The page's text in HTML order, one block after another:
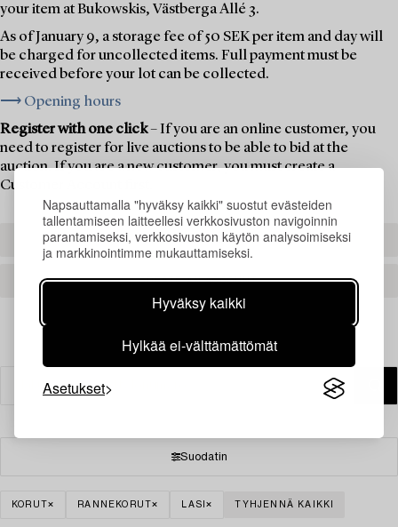
Napsauttamalla "hyväksy kaikki" suostut evästeiden
tallentamiseen laitteellesi verkkosivuston navigoinnin
parantamiseksi, verkkosivuston käytön analysoimiseksi
ja markkinointimme mukauttamiseksi.
Hyväksy kaikki
Hylkää ei-välttämättömät
Asetukset
your item at Bukowskis, Västberga Allé 3.
As of January 9, a storage fee of 50 SEK per item and day will
be charged for uncollected items. Full payment must be
received before your lot can be collected.
⟶ Opening hours
Register with one click– If you are an online customer, you
need to register for live auctions to be able to bid at the
auction. If you are a new customer, you must create a
Customer Account first.
REGISTER TO BID
CREATE AN ACCOUNT
Suodatin
KORUT RANNEKORUT LASI TYHJENNÄ KAIKKI